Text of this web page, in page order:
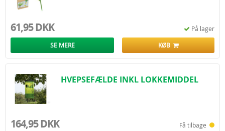
61,95 DKK På lager
SE MERE KØB
HVEPSEFÆLDE INKL LOKKEMIDDEL
164,95 DKK Få tilbage